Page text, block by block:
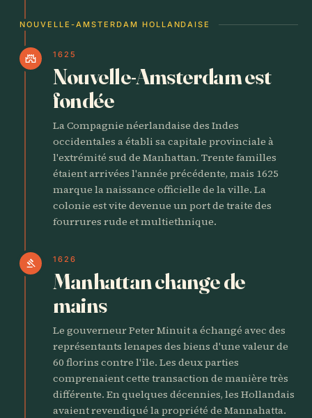
NOUVELLE-AMSTERDAM HOLLANDAISE
castle 1625
Nouvelle-Amsterdam est
fondée
La Compagnie néerlandaise des Indes
occidentales a établi sa capitale provinciale à
l'extrémité sud de Manhattan. Trente familles
étaient arrivées l'année précédente, mais 1625
marque la naissance officielle de la ville. La
colonie est vite devenue un port de traite des
fourrures rude et multiethnique.
gavel 1626
Manhattan change de
mains
Le gouverneur Peter Minuit a échangé avec des
représentants lenapes des biens d'une valeur de
60 florins contre l'île. Les deux parties
comprenaient cette transaction de manière très
différente. En quelques décennies, les Hollandais
avaient revendiqué la propriété de Mannahatta.